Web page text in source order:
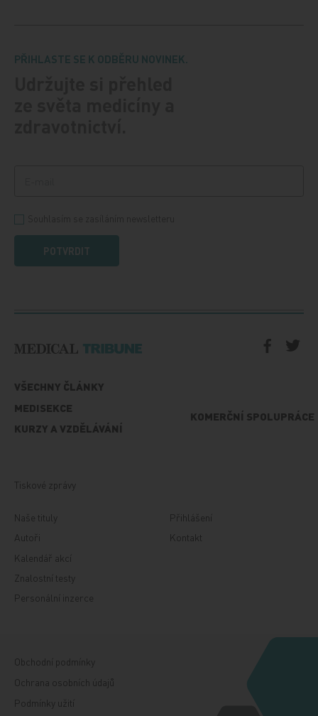
PŘIHLASTE SE K ODBĚRU NOVINEK.
POTVRDIT
VŠECHNY ČLÁNKY
MEDISEKCE
KURZY A VZDĚLÁVÁNÍ
KOMERČNÍ SPOLUPRÁCE
Tiskové zprávy
Naše tituly
Autoři
Kalendář akcí
Znalostní testy
Personální inzerce
Přihlášení
Kontakt
Obchodní podmínky
Ochrana osobních údajů
Podmínky užití